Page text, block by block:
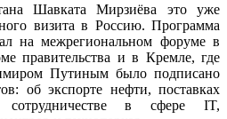
Шавката Мирзиёва это уже
визита в Россию. Программа
на межрегиональном форуме в
правительства и в Кремле, где
Путиным было подписано
об экспорте нефти, поставках
сотрудничестве в сфере IT,